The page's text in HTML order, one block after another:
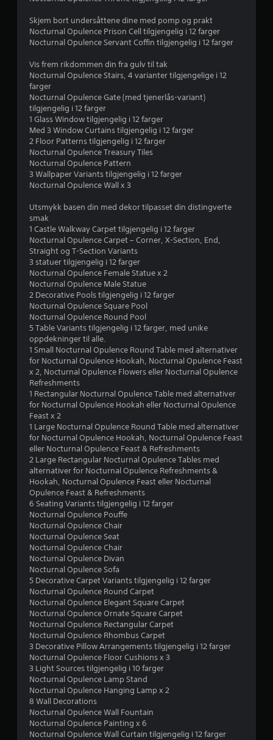
j
r
v
u
r
d
e
Skjem bort undersåttene dine med pomp og prakt
Nocturnal Opulence Prison Cell tilgjengelig i 12 farger
Nocturnal Opulence Servant Coffin tilgjengelig i 12 farger
Vis frem rikdommen din fra gulv til tak
Nocturnal Opulence Stairs, 4 varianter tilgjengelige i 12
farger
Nocturnal Opulence Gate (med tjenerlås-variant)
tilgjengelig i 12 farger
1 Glass Window tilgjengelig i 12 farger
Med 3 Window Curtains tilgjengelig i 12 farger
2 Floor Patterns tilgjengelig i 12 farger
Nocturnal Opulence Treasury Tiles
Nocturnal Opulence Pattern
3 Wallpaper Variants tilgjengelig i 12 farger
Nocturnal Opulence Wall x 3
Utsmykk basen din med dekor tilpasset din distingverte
smak
1 Castle Walkway Carpet tilgjengelig i 12 farger
Nocturnal Opulence Carpet – Corner, X-Section, End,
Straight og T-Section Variants
3 statuer tilgjengelig i 12 farger
Nocturnal Opulence Female Statue x 2
Nocturnal Opulence Male Statue
2 Decorative Pools tilgjengelig i 12 farger
Nocturnal Opulence Square Pool
Nocturnal Opulence Round Pool
5 Table Variants tilgjengelig i 12 farger, med unike
oppdekninger til alle.
1 Small Nocturnal Opulence Round Table med alternativer
for Nocturnal Opulence Hookah, Nocturnal Opulence Feast
x 2, Nocturnal Opulence Flowers eller Nocturnal Opulence
Refreshments
1 Rectangular Nocturnal Opulence Table med alternativer
for Nocturnal Opulence Hookah eller Nocturnal Opulence
Feast x 2
1 Large Nocturnal Opulence Round Table med alternativer
for Nocturnal Opulence Hookah, Nocturnal Opulence Feast
eller Nocturnal Opulence Feast & Refreshments
2 Large Rectangular Nocturnal Opulence Tables med
alternativer for Nocturnal Opulence Refreshments &
Hookah, Nocturnal Opulence Feast eller Nocturnal
Opulence Feast & Refreshments
6 Seating Variants tilgjengelig i 12 farger
Nocturnal Opulence Pouffe
Nocturnal Opulence Chair
Nocturnal Opulence Seat
Nocturnal Opulence Chair
Nocturnal Opulence Divan
Nocturnal Opulence Sofa
5 Decorative Carpet Variants tilgjengelig i 12 farger
Nocturnal Opulence Round Carpet
Nocturnal Opulence Elegant Square Carpet
Nocturnal Opulence Ornate Square Carpet
Nocturnal Opulence Rectangular Carpet
Nocturnal Opulence Rhombus Carpet
3 Decorative Pillow Arrangements tilgjengelig i 12 farger
Nocturnal Opulence Floor Cushions x 3
3 Light Sources tilgjengelig i 10 farger
Nocturnal Opulence Lamp Stand
Nocturnal Opulence Hanging Lamp x 2
8 Wall Decorations
Nocturnal Opulence Wall Fountain
Nocturnal Opulence Painting x 6
Nocturnal Opulence Wall Curtain tilgjengelig i 12 farger